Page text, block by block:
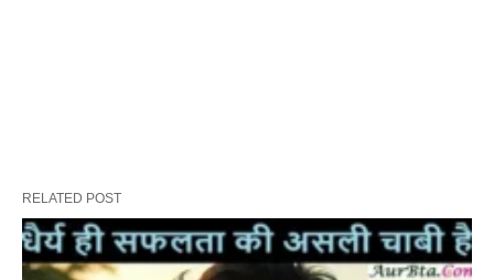
RELATED POST